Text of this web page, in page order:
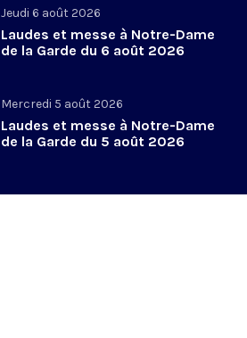
Jeudi 6 août 2026
Laudes et messe à Notre-Dame
de la Garde du 6 août 2026
Mercredi 5 août 2026
Laudes et messe à Notre-Dame
de la Garde du 5 août 2026